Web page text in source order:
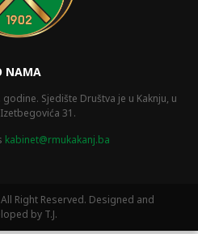
NAMA
Sjedište Društva je u Kaknju, u
31.
kabinet@rmukakanj.ba
Right Reserved. Designed and
by T.J.